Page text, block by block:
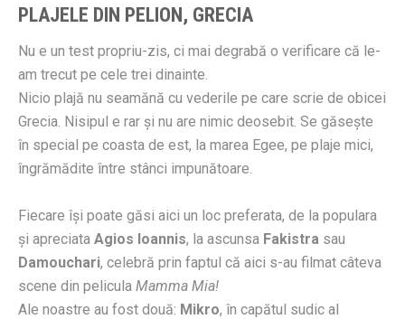
PLAJELE DIN PELION, GRECIA
Nu e un test propriu-zis, ci mai degrabă o verificare că le-
am trecut pe cele trei dinainte.
Nicio plajă nu seamănă cu vederile pe care scrie de obicei
Grecia. Nisipul e rar şi nu are nimic deosebit. Se găseşte
în special pe coasta de est, la marea Egee, pe plaje mici,
îngrămădite între stânci impunătoare.
Fiecare îşi poate găsi aici un loc preferata, de la populara
şi apreciata Agios Ioannis, la ascunsa Fakistra sau
Damouchari, celebră prin faptul că aici s-au filmat câteva
scene din pelicula Mamma Mia!
Ale noastre au fost două: Mikro, în capătul sudic al